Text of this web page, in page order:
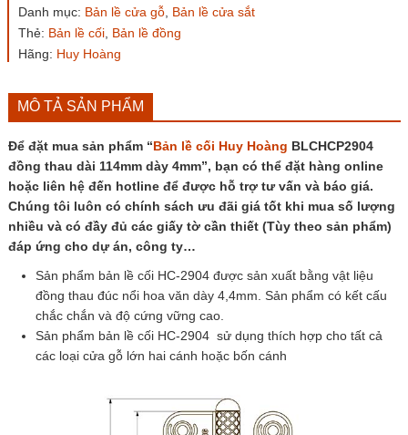
BLCHCP2904
đồng
thau
dày
lượng
Danh mục: Bản lề cửa gỗ, Bản lề cửa sắt
Thẻ: Bản lề cối, Bản lề đồng
Hãng: Huy Hoàng
MÔ TẢ SẢN PHẨM
Để đặt mua sản phẩm “Bản lề cối Huy Hoàng BLCHCP2904
đồng thau dài 114mm dày 4mm”, bạn có thể đặt hàng online
hoặc liên hệ đến hotline để được hỗ trợ tư vấn và báo giá.
Chúng tôi luôn có chính sách ưu đãi giá tốt khi mua số lượng
nhiều và có đầy đủ các giấy tờ cần thiết (Tùy theo sản phẩm)
đáp ứng cho dự án, công ty…
Sản phẩm bản lề cối HC-2904 được sản xuất bằng vật liệu
đồng thau đúc nổi hoa văn dày 4,4mm. Sản phẩm có kết cấu
chắc chắn và độ cứng vững cao.
Sản phẩm bản lề cối HC-2904 sử dụng thích hợp cho tất cả
các loại cửa gỗ lớn hai cánh hoặc bốn cánh